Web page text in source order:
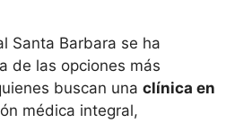
Santa Barbara se ha
de las opciones más
buscan una clínica en
médica integral,